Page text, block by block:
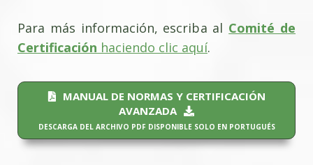
Para más información, escriba al Comité de
Certificación haciendo clic aquí.
MANUAL DE NORMAS Y CERTIFICACIÓN
AVANZADA
DESCARGA DEL ARCHIVO PDF DISPONIBLE SOLO EN PORTUGUÉS